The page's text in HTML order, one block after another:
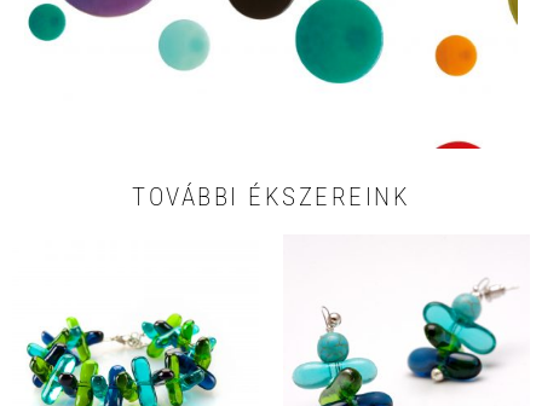
TOVÁBBI ÉKSZEREINK